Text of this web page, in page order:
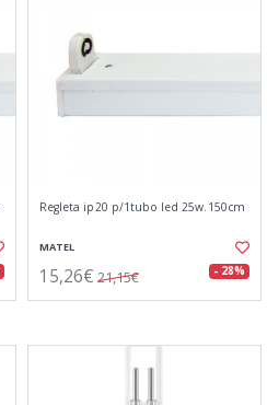
Regleta ip20 p/1tubo led 25w.150cm
MATEL
15,26€ 21,15€ - 28%